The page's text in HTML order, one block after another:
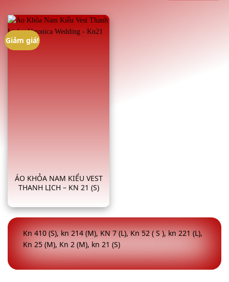
Giảm giá!
ÁO KHỎA NAM KIỂU VEST
THANH LỊCH – KN 21 (S)
Kn 410 (S), kn 214 (M), KN 7 (L), Kn 52 ( S ), kn 221 (L),
Kn 25 (M), Kn 2 (M), kn 21 (S)